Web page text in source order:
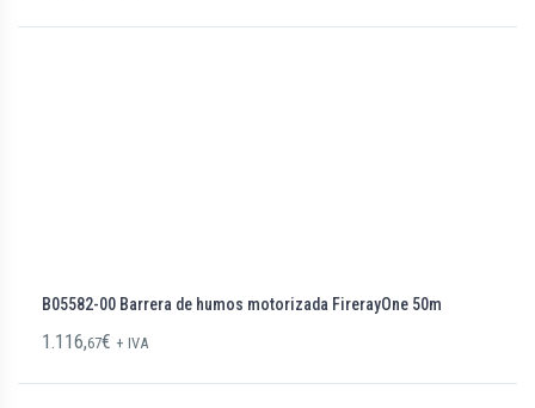
B05582-00 Barrera de humos motorizada FirerayOne 50m
1.116,67€ + IVA